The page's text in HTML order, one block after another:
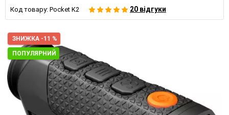
Код товару: Pocket K2 20 відгуки
ЗНИЖКА -11 %
ПОПУЛЯРНИЙ